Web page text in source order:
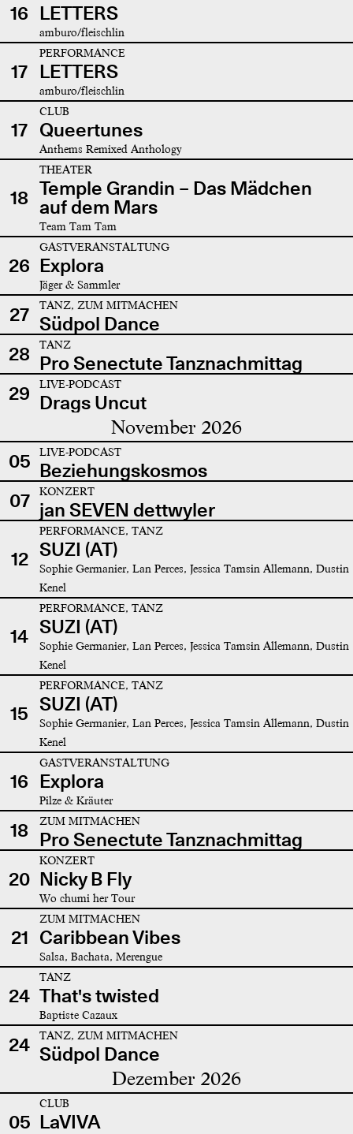
16 LETTERS
amburo/fleischlin
17
PERFORMANCE
LETTERS
amburo/fleischlin
17
CLUB
Queertunes
Anthems Remixed Anthology
18
THEATER
Temple Grandin – Das Mädchen
auf dem Mars
Team Tam Tam
26
GASTVERANSTALTUNG
Explora
Jäger & Sammler
27 TANZ, ZUM MITMACHEN
Südpol Dance
28
TANZ
Pro Senectute Tanznachmittag
29
LIVE-PODCAST
Drags Uncut
November 2026
05 LIVE-PODCAST
Beziehungskosmos
07
KONZERT
jan SEVEN dettwyler
12
PERFORMANCE, TANZ
SUZI (AT)
Sophie Germanier, Lan Perces, Jessica Tamsin Allemann, Dustin
Kenel
14
PERFORMANCE, TANZ
SUZI (AT)
Sophie Germanier, Lan Perces, Jessica Tamsin Allemann, Dustin
Kenel
15
PERFORMANCE, TANZ
SUZI (AT)
Sophie Germanier, Lan Perces, Jessica Tamsin Allemann, Dustin
Kenel
16
GASTVERANSTALTUNG
Explora
Pilze & Kräuter
18 ZUM MITMACHEN
Pro Senectute Tanznachmittag
20
KONZERT
Nicky B Fly
Wo chumi her Tour
21
ZUM MITMACHEN
Caribbean Vibes
Salsa, Bachata, Merengue
24
TANZ
That's twisted
Baptiste Cazaux
24 TANZ, ZUM MITMACHEN
Südpol Dance
Dezember 2026
05
CLUB
LaVIVA